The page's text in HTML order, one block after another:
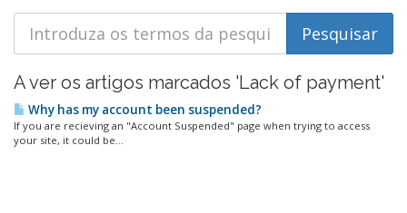
A ver os artigos marcados 'Lack of payment'
Why has my account been suspended?
If you are recieving an "Account Suspended" page when trying to access
your site, it could be...